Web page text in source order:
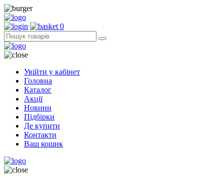
0
Увійти у кабінет
Головна
Каталог
Акції
Новини
Підбірки
Де купити
Контакти
Ваш кошик